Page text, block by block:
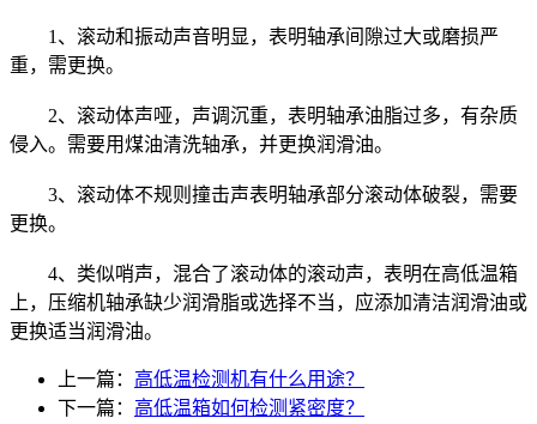
1、滚动和振动声音明显，表明轴承间隙过大或磨损严
重，需更换。
2、滚动体声哑，声调沉重，表明轴承油脂过多，有杂质
侵入。需要用煤油清洗轴承，并更换润滑油。
3、滚动体不规则撞击声表明轴承部分滚动体破裂，需要
更换。
4、类似哨声，混合了滚动体的滚动声，表明在高低温箱
上，压缩机轴承缺少润滑脂或选择不当，应添加清洁润滑油或
更换适当润滑油。
上一篇： 高低温检测机有什么用途？
下一篇： 高低温箱如何检测紧密度？